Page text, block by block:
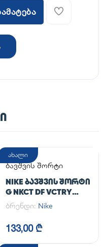
ახალი
ბავშვის შორტი
NIKE ᲑᲐᲕᲨᲕᲘᲡ ᲨᲝᲠᲢᲘ
G NKCT DF VCTRY
FLOUNCY SKRT
ბრენდი: Nike
133,00 ₾